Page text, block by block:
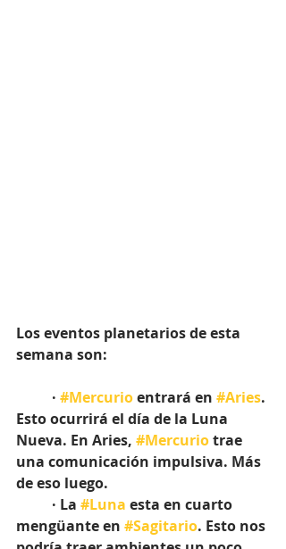
Los eventos planetarios de esta
semana son:
	·
#Mercurio entrará en #Aries.
Esto ocurrirá el día de la Luna
Nueva. En Aries, #Mercurio trae
una comunicación impulsiva. Más
de eso luego.
	· La
#Luna esta en cuarto
mengüante en #Sagitario. Esto nos